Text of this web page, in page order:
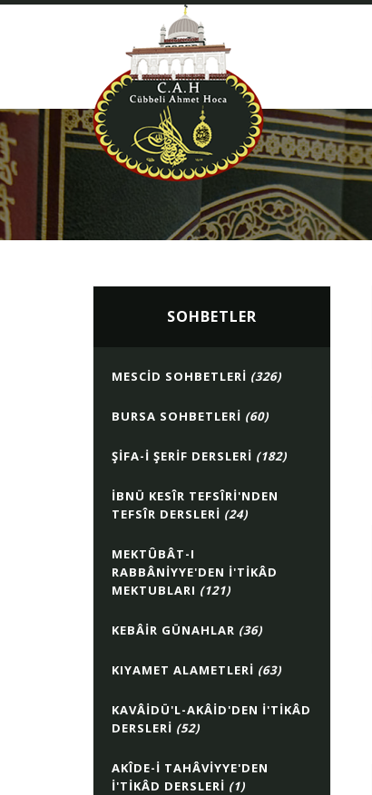
SOHBETLER
MESCID SOHBETLERI (326)
BURSA SOHBETLERI (60)
ŞIFA-I ŞERIF DERSLERI (182)
İBNÜ KESÎR TEFSÎRI'NDEN
TEFSÎR DERSLERI (24)
MEKTÛBÂT-I
RABBÂNIYYE'DEN İ'TIKÂD
MEKTUBLARI (121)
KEBÂIR GÜNAHLAR (36)
KIYAMET ALAMETLERI (63)
KAVÂIDÜ'L-AKÂID'DEN İ'TIKÂD
DERSLERI (52)
AKÎDE-I TAHÂVIYYE'DEN
İ'TIKÂD DERSLERI (1)